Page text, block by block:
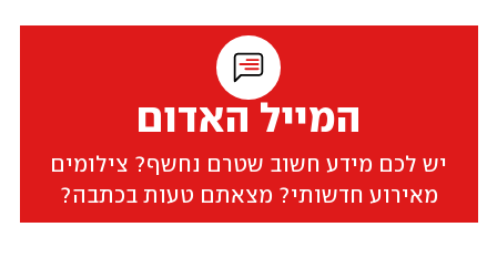
המייל האדום
יש לכם מידע חשוב שטרם נחשף? צילומים
מאירוע חדשותי? מצאתם טעות בכתבה?